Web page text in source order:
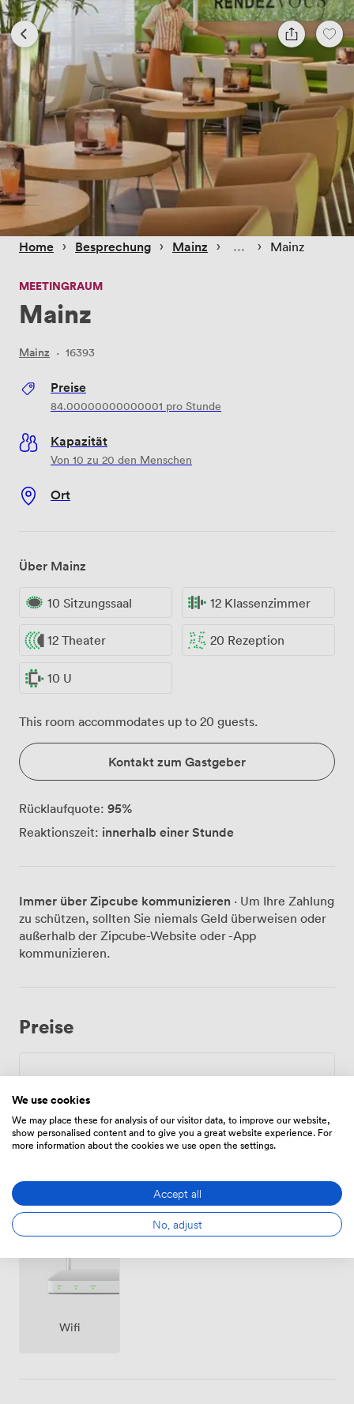
Home › Besprechung › Mainz › › Mainz
MEETINGRAUM
Mainz
Mainz · 16393
Preise
84.00000000000001 pro Stunde
Kapazität
Von 10 zu 20 den Menschen
Ort
Über Mainz
10 Sitzungssaal 12 Klassenzimmer
12 Theater 20 Rezeption
10 U
This room accommodates up to 20 guests.
Kontakt zum Gastgeber
Rücklaufquote: 95%
Reaktionszeit: innerhalb einer Stunde
Immer über Zipcube kommunizieren · Um Ihre Zahlung
zu schützen, sollten Sie niemals Geld überweisen oder
außerhalb der Zipcube-Website oder -App
kommunizieren.
Preise
Von84.00000000000001
Ausstattungen
Wifi
We use cookies
We may place these for analysis of our visitor data, to improve our website,
show personalised content and to give you a great website experience. For
more information about the cookies we use open the settings.
Accept all
No, adjust